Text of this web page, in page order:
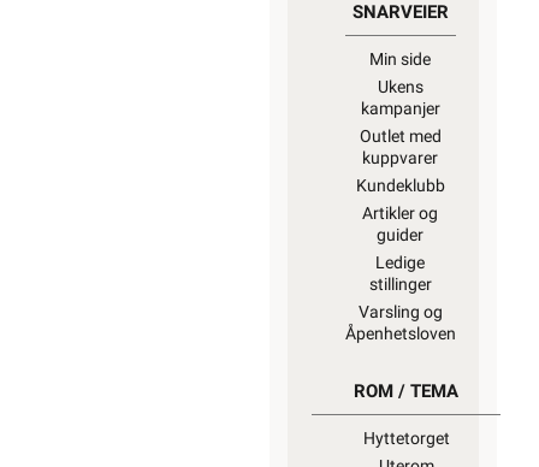
SNARVEIER
Min side
Ukens
kampanjer
Outlet med
kuppvarer
Kundeklubb
Artikler og
guider
Ledige
stillinger
Varsling og
Åpenhetsloven
ROM / TEMA
Hyttetorget